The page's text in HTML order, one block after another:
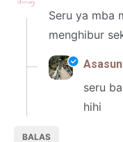
Seru ya mba
menghibur
BALAS
seru
hihi